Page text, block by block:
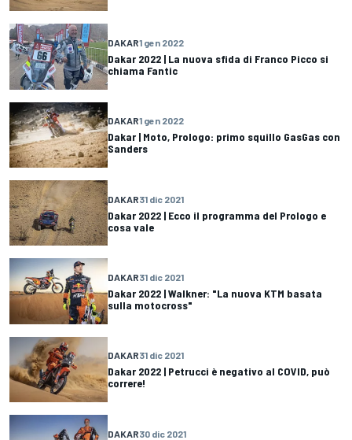
DAKAR1 gen 2022
Dakar 2022 | La nuova sfida di Franco Picco si
chiama Fantic
DAKAR1 gen 2022
Dakar | Moto, Prologo: primo squillo GasGas con
Sanders
DAKAR31 dic 2021
Dakar 2022 | Ecco il programma del Prologo e
cosa vale
DAKAR31 dic 2021
Dakar 2022 | Walkner: "La nuova KTM basata
sulla motocross"
DAKAR31 dic 2021
Dakar 2022 | Petrucci è negativo al COVID, può
correre!
DAKAR30 dic 2021